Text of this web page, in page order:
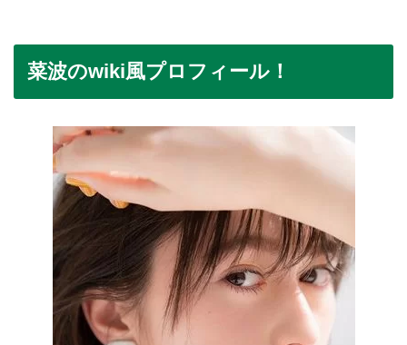
菜波のwiki風プロフィール！